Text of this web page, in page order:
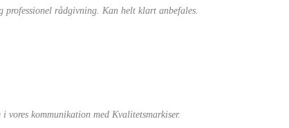
rådgivning. Kan helt klart anbefales.
kommunikation med Kvalitetsmarkiser.